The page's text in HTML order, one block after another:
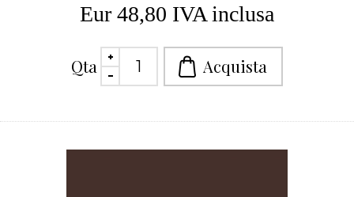
Eur 48,80 IVA inclusa
Qta